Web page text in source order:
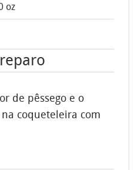
oz
de pêssego e o
coqueteleira com